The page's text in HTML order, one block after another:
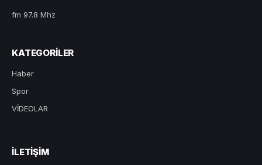
fm 97.8 Mhz
KATEGORILER
Haber
Spor
VİDEOLAR
ILETIŞIM